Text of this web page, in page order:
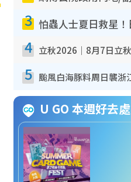
3
4
5
U GO 本週好去處